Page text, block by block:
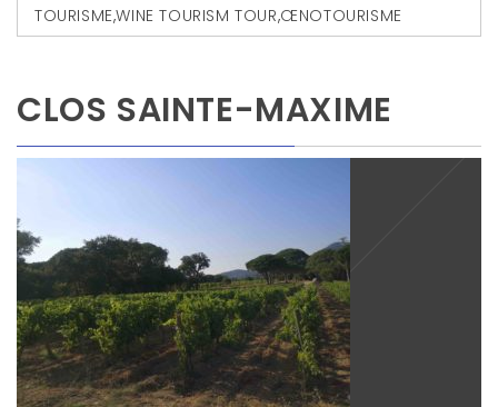
TOURISME,WINE TOURISM TOUR,ŒNOTOURISME
CLOS SAINTE-MAXIME